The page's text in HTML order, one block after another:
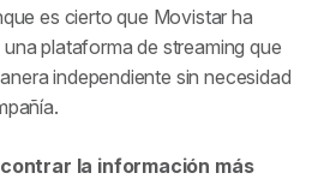
es cierto que Movistar ha
plataforma de streaming que
independiente sin necesidad
la información más